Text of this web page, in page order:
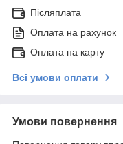
Післяплата
Оплата на рахунок
Оплата на карту
Всі умови оплати
Умови повернення